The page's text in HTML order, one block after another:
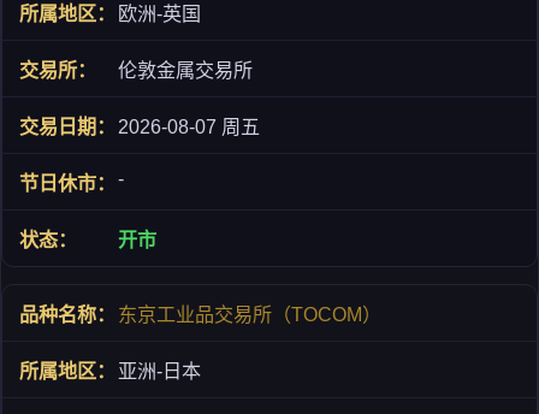
欧洲-英国
伦敦金属交易所
2026-08-07 周五
-
开市
东京工业品交易所（TOCOM）
亚洲-日本